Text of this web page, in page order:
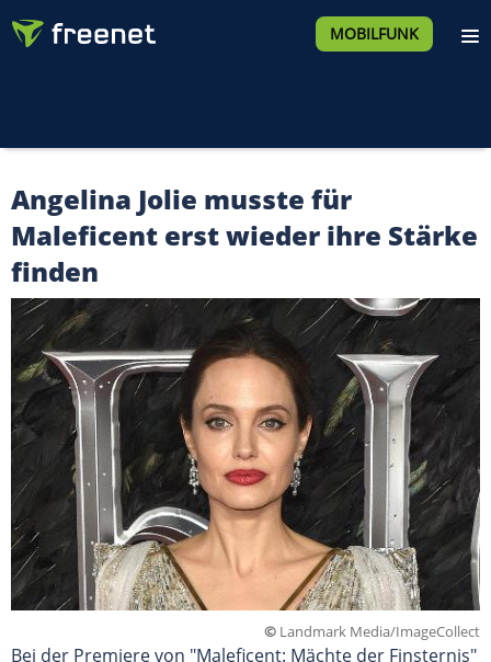
MOBILFUNK
Angelina Jolie musste für
Maleficent erst wieder ihre Stärke
finden
© Landmark Media/ImageCollect
Bei der Premiere von "Maleficent: Mächte der Finsternis"